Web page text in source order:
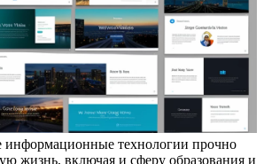
технологии прочно
жизнь, включая и сферу образования и